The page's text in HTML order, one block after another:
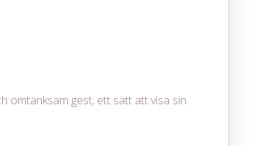
omtänksam gest, ett sätt att visa sin